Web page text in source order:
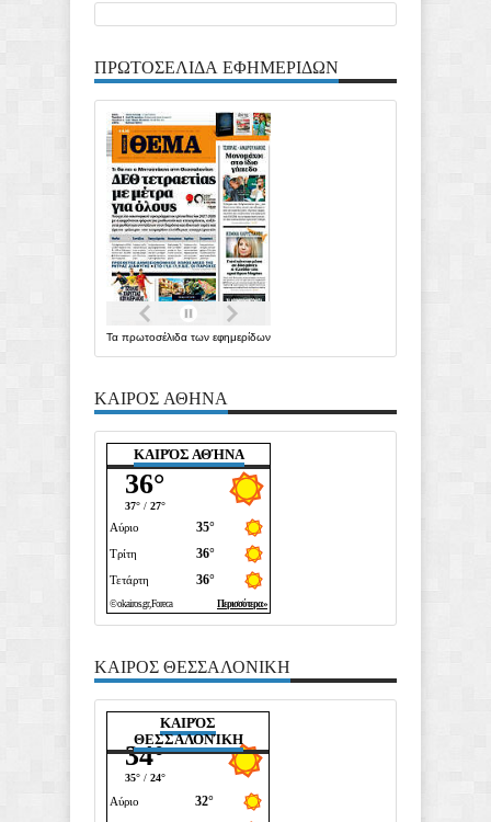
ΠΡΩΤΟΣΕΛΙΔΑ ΕΦΗΜΕΡΙΔΩΝ
Τα πρωτοσέλιδα των εφημερίδων
ΚΑΙΡΟΣ ΑΘΗΝΑ
ΚΑΙΡΌΣ ΑΘΉΝΑ
ΚΑΙΡΟΣ ΘΕΣΣΑΛΟΝΙΚΗ
ΚΑΙΡΌΣ
ΘΕΣΣΑΛΟΝΊΚΗ